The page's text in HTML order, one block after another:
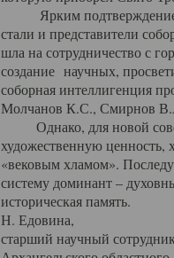
Ярким подтверждением
стали и представители
шла на сотрудничество с
создание научных,
соборная интеллигенция
Молчанов К.С., Смирнов
Однако, для новой
художественную ценность,
«вековым хламом».
систему доминант –
историческая память.
Н. Едовина,
старший научный сотрудник